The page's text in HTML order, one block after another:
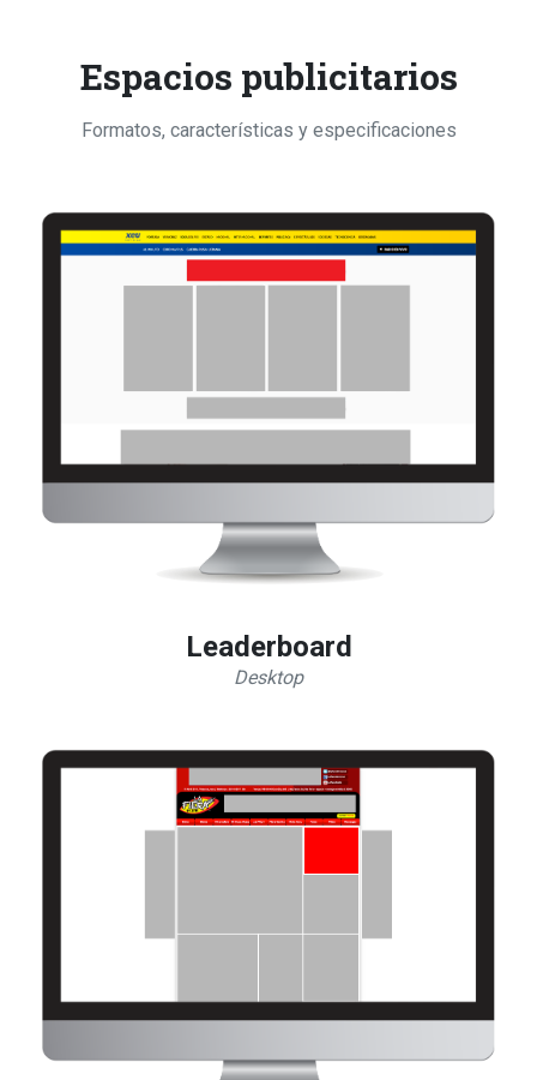
Espacios publicitarios
Formatos, características y especificaciones
Leaderboard
Desktop